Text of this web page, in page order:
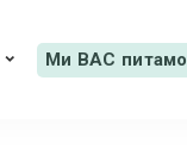
Ми ВАС питамо